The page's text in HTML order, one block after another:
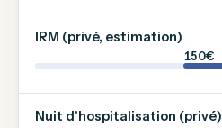
IRM (privé, estimation)
150€
Nuit d'hospitalisation (privé)